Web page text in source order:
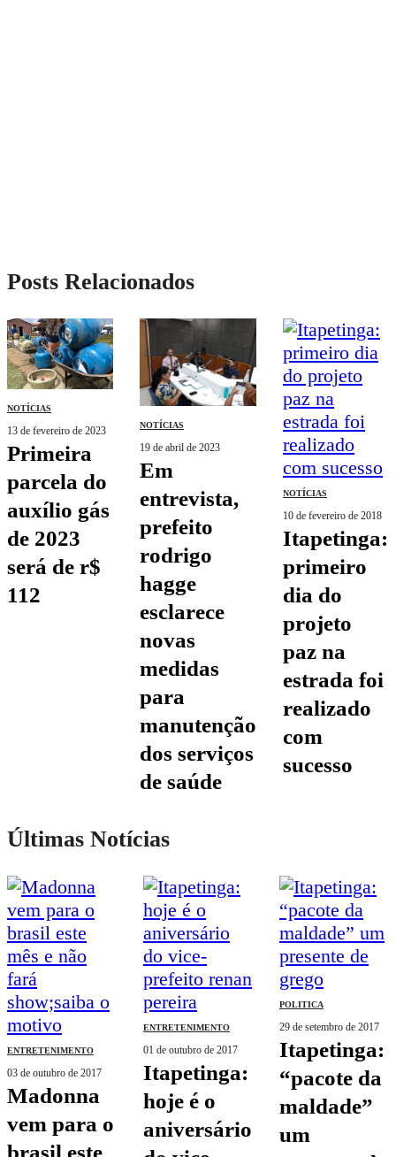
Posts Relacionados
NOTÍCIAS
13 de fevereiro de 2023
primeira
parcela do
auxílio gás
de 2023
será de r$
112
NOTÍCIAS
19 de abril de 2023
em
entrevista,
prefeito
rodrigo
hagge
esclarece
novas
medidas
para
manutenção
dos serviços
de saúde
NOTÍCIAS
10 de fevereiro de 2018
itapetinga:
primeiro
dia do
projeto
paz na
estrada foi
realizado
com
sucesso
Últimas Notícias
ENTRETENIMENTO
03 de outubro de 2017
madonna
vem para o
brasil este
ENTRETENIMENTO
01 de outubro de 2017
itapetinga:
hoje é o
aniversário
POLITICA
29 de setembro de 2017
itapetinga:
“pacote da
maldade”
um